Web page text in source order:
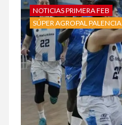
NOTICIAS PRIMERA FEB
SÚPER AGROPAL PALENCIA